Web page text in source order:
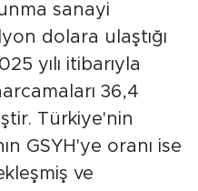
sanayi
dolara ulaştığı
yılı itibarıyla
36,4
Türkiye'nin
GSYH'ye oranı ise
ve